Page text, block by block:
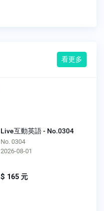
看更多
Live互動英語 - No.0304
No. 0304
2026-08-01
$ 165 元